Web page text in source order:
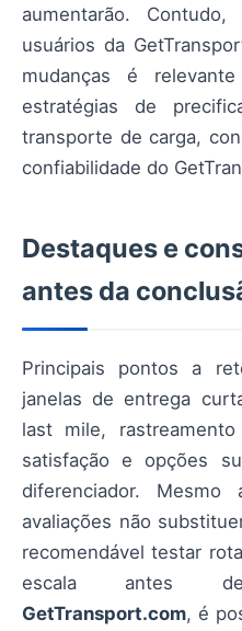
aumentarão.
usuários da
mudanças é
estratégias de
transporte de carga,
confiabilidade do
Destaques e
antes da
Principais pontos a
janelas de entrega
last mile,
satisfação e opções
diferenciador.
avaliações não
recomendável testar
escala antes
GetTransport.com, é